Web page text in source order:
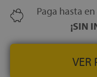
NOCHES DE PRUEBA:
10 años
Paga hasta
¡SIN
VER